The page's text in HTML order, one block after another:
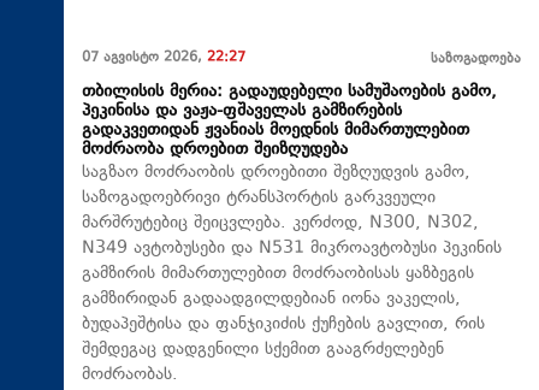
07 აგვისტო 2026, 22:27 საზოგადოება
თბილისის მერია: გადაუდებელი სამუშაოების გამო,
პეკინისა და ვაჟა-ფშაველას გამზირების
გადაკვეთიდან ჟვანიას მოედნის მიმართულებით
მოძრაობა დროებით შეიზღუდება
საგზაო მოძრაობის დროებითი შეზღუდვის გამო,
საზოგადოებრივი ტრანსპორტის გარკვეული
მარშრუტებიც შეიცვლება. კერძოდ, N300, N302,
N349 ავტობუსები და N531 მიკროავტობუსი პეკინის
გამზირის მიმართულებით მოძრაობისას ყაზბეგის
გამზირიდან გადაადგილდებიან იონა ვაკელის,
ბუდაპეშტისა და ფანჯიკიძის ქუჩების გავლით, რის
შემდეგაც დადგენილი სქემით გააგრძელებენ
მოძრაობას.